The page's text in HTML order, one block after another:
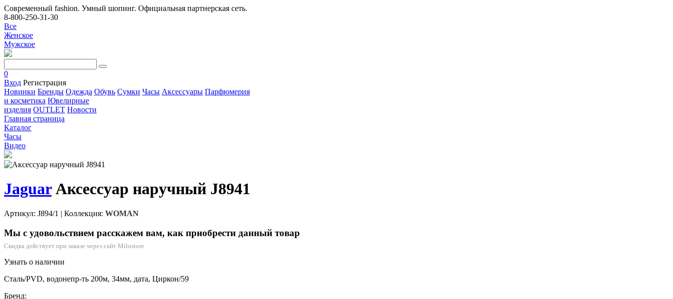
Современный fashion. Умный шопинг. Официальная партнерская сеть.
8-800-250-31-30
Все
Женское
Мужское
0
Вход Регистрация
Новинки Бренды Одежда Обувь Сумки Часы Аксессуары Парфюмерия
и косметика Ювелирные
изделия OUTLET Новости
Главная страница
Каталог
Часы
Видео
JaguarАксессуар наручный J8941
Артикул: J894/1 | Коллекция: WOMAN
Мы с удовольствием расскажем вам, как приобрести данный товар
Скидка действует при заказе через сайт Milostore
Узнать о наличии
Сталь/PVD, водонепр-ть 200м, 34мм, дата, Циркон/59
Бренд: